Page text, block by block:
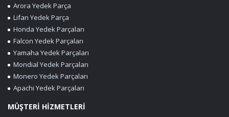
Arora Yedek Parça
Lifan Yedek Parça
Honda Yedek Parçaları
Falcon Yedek Parçaları
Yamaha Yedek Parçaları
Mondial Yedek Parçaları
Monero Yedek Parçaları
Apachi Yedek Parçaları
MÜŞTERİ HİZMETLERİ